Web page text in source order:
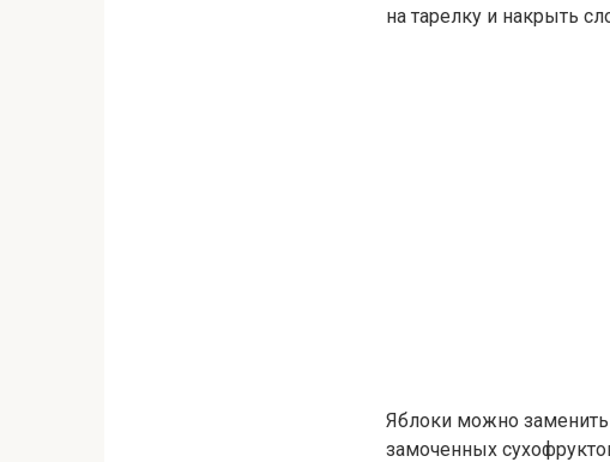
на тарелку и накрыть
Яблоки можно
замоченных